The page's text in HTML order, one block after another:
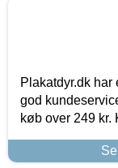
Plakatdyr.dk har
god
køb over 249 kr.